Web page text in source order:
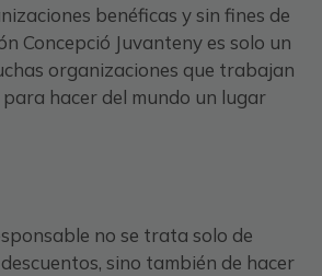
benéficas y sin fines de
Concepció Juvanteny es solo un
organizaciones que trabajan
hacer del mundo un lugar
no se trata solo de
sino también de hacer